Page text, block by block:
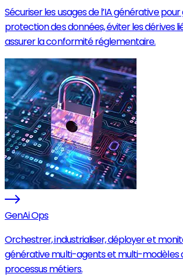
Sécuriser les usages de l’IA générative
protection des données, éviter les dérives
assurer la conformité réglementaire.
GenAi Ops
Orchestrer, industrialiser, déployer et
générative multi-agents et multi-modèles
processus métiers.